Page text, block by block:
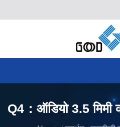
Q4：ऑडियो 3.5 मिमी